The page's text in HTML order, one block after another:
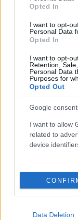
Opted In
I want to opt-
Personal Data
Opted In
I want to opt-
Retention,
Personal Data
Purposes for
Opted Out
Google
I want to allow
related to
device
Data Deletion
Ρόδων, όπου,
Διαπιστώθηκε
οικία επί της
την είσοδο.
Πριν από λίγη
στην οικία όπου
περισυνέλεξε